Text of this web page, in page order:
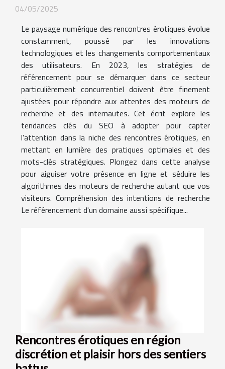
04/05/2025
Le paysage numérique des rencontres érotiques évolue
constamment, poussé par les innovations
technologiques et les changements comportementaux
des utilisateurs. En 2023, les stratégies de
référencement pour se démarquer dans ce secteur
particulièrement concurrentiel doivent être finement
ajustées pour répondre aux attentes des moteurs de
recherche et des internautes. Cet écrit explore les
tendances clés du SEO à adopter pour capter
l'attention dans la niche des rencontres érotiques, en
mettant en lumière des pratiques optimales et des
mots-clés stratégiques. Plongez dans cette analyse
pour aiguiser votre présence en ligne et séduire les
algorithmes des moteurs de recherche autant que vos
visiteurs. Compréhension des intentions de recherche
Le référencement d'un domaine aussi spécifique...
Rencontres érotiques en région
discrétion et plaisir hors des sentiers